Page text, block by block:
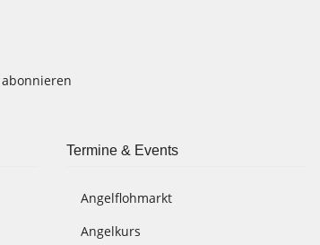
Termine & Events
Angelflohmarkt
Angelkurs